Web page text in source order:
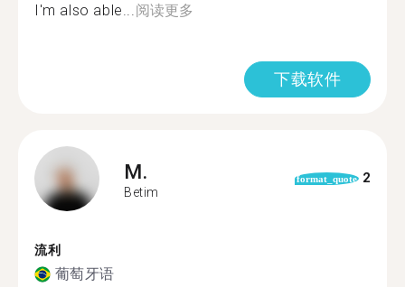
I'm also able... 阅读更多
下载软件
M.
Betim
format_quote 2
流利
葡萄牙语